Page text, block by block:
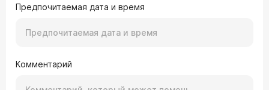
Предпочитаемая дата и время
Комментарий